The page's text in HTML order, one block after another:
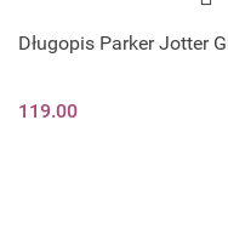
Długopis Parker Jotter
119.00